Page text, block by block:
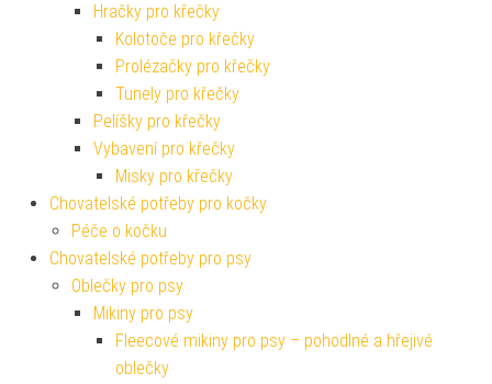
Hračky pro křečky
Kolotoče pro křečky
Prolézačky pro křečky
Tunely pro křečky
Pelíšky pro křečky
Vybavení pro křečky
Misky pro křečky
Chovatelské potřeby pro kočky
Péče o kočku
Chovatelské potřeby pro psy
Oblečky pro psy
Mikiny pro psy
Fleecové mikiny pro psy – pohodlné a hřejivé
oblečky